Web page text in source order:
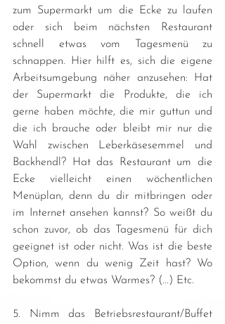
zum Supermarkt um die Ecke zu laufen
oder sich beim nächsten Restaurant
schnell etwas vom Tagesmenü zu
schnappen. Hier hilft es, sich die eigene
Arbeitsumgebung näher anzusehen: Hat
der Supermarkt die Produkte, die ich
gerne haben möchte, die mir guttun und
die ich brauche oder bleibt mir nur die
Wahl zwischen Leberkäsesemmel und
Backhendl? Hat das Restaurant um die
Ecke vielleicht einen wöchentlichen
Menüplan, denn du dir mitbringen oder
im Internet ansehen kannst? So weißt du
schon zuvor, ob das Tagesmenü für dich
geeignet ist oder nicht. Was ist die beste
Option, wenn du wenig Zeit hast? Wo
bekommst du etwas Warmes? (...) Etc.
5. Nimm das Betriebsrestaurant/Buffet